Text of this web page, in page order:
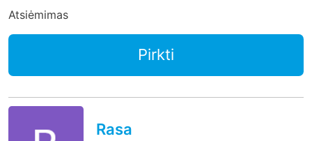
Atsiėmimas
Pirkti
Rasa